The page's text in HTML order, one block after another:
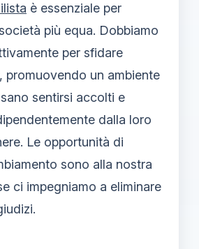
è essenziale per
più equa. Dobbiamo
per sfidare
promuovendo un ambiente
sentirsi accolti e
dalla loro
Le opportunità di
sono alla nostra
ci impegniamo a eliminare